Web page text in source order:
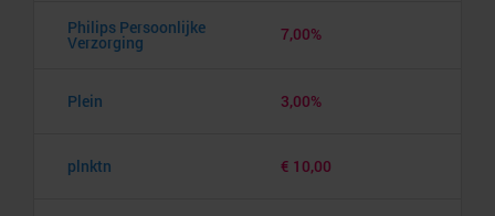
Philips Persoonlijke
Verzorging 7,00%
Plein 3,00%
plnktn € 10,00